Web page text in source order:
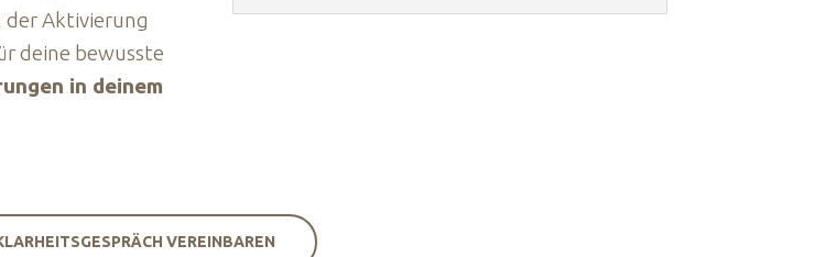
der Aktivierung
deine bewusste
in deinem
VEREINBAREN